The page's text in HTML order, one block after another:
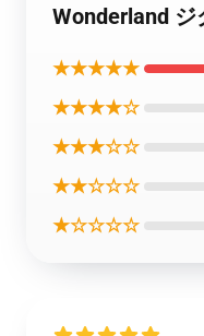
Wonderland ジ
★★★★★
★★★★☆
★★★☆☆
★★☆☆☆
★☆☆☆☆